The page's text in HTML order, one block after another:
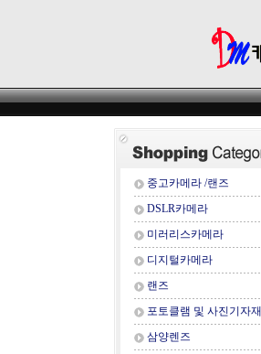
중고카메라 /랜즈
DSLR카메라
미러리스카메라
디지털카메라
랜즈
포토클램 및 사진기자재
삼양렌즈